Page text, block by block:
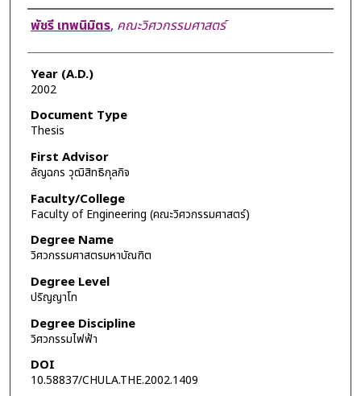
Author
พัชรี เทพนิมิตร, คณะวิศวกรรมศาสตร์
Year (A.D.)
2002
Document Type
Thesis
First Advisor
ลัญฉกร วุฒิสิทธิกุลกิจ
Faculty/College
Faculty of Engineering (คณะวิศวกรรมศาสตร์)
Degree Name
วิศวกรรมศาสตรมหาบัณฑิต
Degree Level
ปริญญาโท
Degree Discipline
วิศวกรรมไฟฟ้า
DOI
10.58837/CHULA.THE.2002.1409